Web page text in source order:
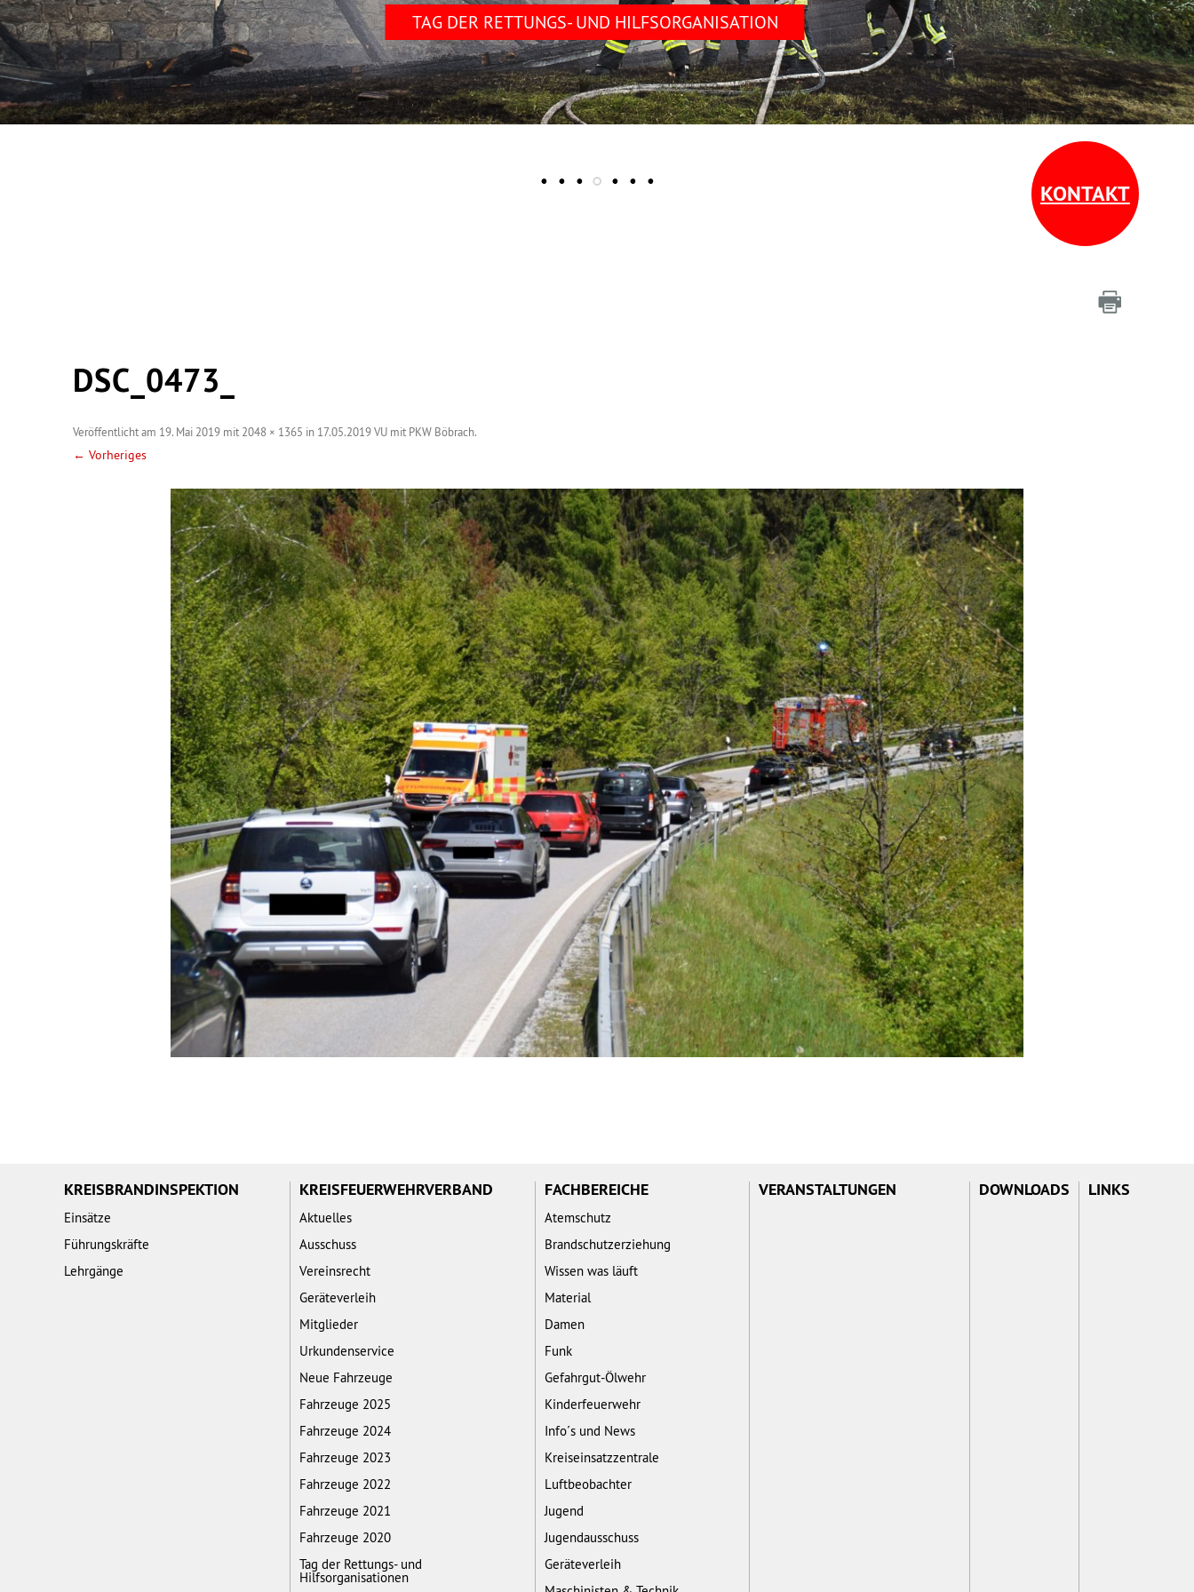
TAG DER RETTUNGS- UND HILFSORGANISATION
KONTAKT
DSC_0473_
Veröffentlicht am 19. Mai 2019 mit 2048 × 1365 in 17.05.2019 VU mit PKW Böbrach.
← Vorheriges
KREISBRANDINSPEKTION
Einsätze
Führungskräfte
Lehrgänge
KREISFEUERWEHRVERBAND
Aktuelles
Ausschuss
Vereinsrecht
Geräteverleih
Mitglieder
Urkundenservice
Neue Fahrzeuge
Fahrzeuge 2025
Fahrzeuge 2024
Fahrzeuge 2023
Fahrzeuge 2022
Fahrzeuge 2021
Fahrzeuge 2020
Tag der Rettungs- und
Hilfsorganisationen
FACHBEREICHE
Atemschutz
Brandschutzerziehung
Wissen was läuft
Material
Damen
Funk
Gefahrgut-Ölwehr
Kinderfeuerwehr
Info´s und News
Kreiseinsatzzentrale
Luftbeobachter
Jugend
Jugendausschuss
Geräteverleih
VERANSTALTUNGEN DOWNLOADS LINKS